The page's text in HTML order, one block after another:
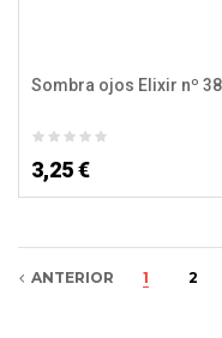
Sombra ojos Elixir nº
3,25 €
ANTERIOR 1 2